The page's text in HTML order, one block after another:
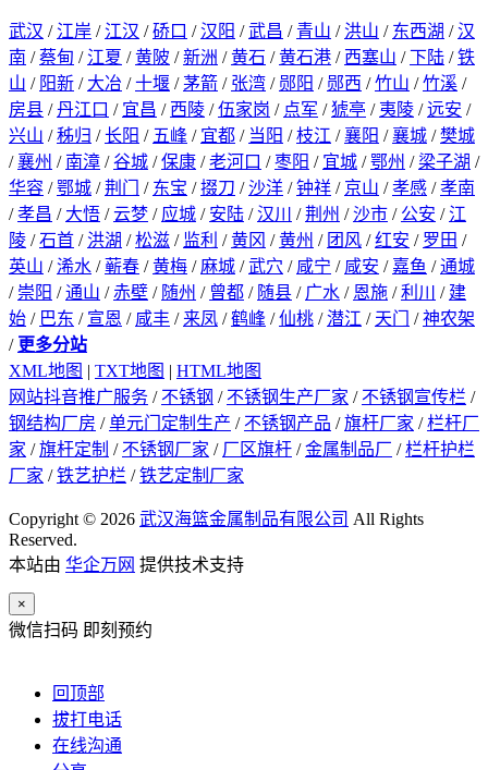
武汉 / 江岸 / 江汉 /硚口 /汉阳 /武昌 / 青山 / 洪山 / 东西湖 /汉
南 /蔡甸 / 江夏 /黄陂 /新洲 /黄石 /黄石港 / 西塞山 /下陆 /铁
山 / 阳新 / 大冶 /十堰 /茅箭 / 张湾 / 郧阳 / 郧西 /竹山 /竹溪 /
房县 /丹江口 / 宜昌 / 西陵 /伍家岗 / 点军 /猇亭 / 夷陵 /远安 /
兴山 /秭归 /长阳 / 五峰 / 宜都 / 当阳 /枝江 /襄阳 /襄城 /樊城
/襄州 / 南漳 /谷城 /保康 /老河口 /枣阳 / 宜城 /鄂州 / 梁子湖 /
华容 /鄂城 /荆门 / 东宝 /掇刀 /沙洋 /钟祥 / 京山 /孝感 /孝南
/孝昌 / 大悟 /云梦 / 应城 / 安陆 /汉川 /荆州 /沙市 / 公安 / 江
陵 /石首 / 洪湖 /松滋 / 监利 /黄冈 /黄州 / 团风 /红安 / 罗田 /
英山 /浠水 /蕲春 /黄梅 / 麻城 /武穴 / 咸宁 / 咸安 / 嘉鱼 /通城
/ 崇阳 /通山 /赤壁 / 随州 / 曾都 / 随县 / 广水 / 恩施 /利川 / 建
始 / 巴东 / 宣恩 / 咸丰 / 来凤 /鹤峰 /仙桃 /潜江 / 天门 /神农架
/ 更多分站
XML地图 | TXT地图 | HTML地图
网站抖音推广服务 / 不锈钢 / 不锈钢生产厂家 / 不锈钢宣传栏 /
钢结构厂房 /单元门定制生产 / 不锈钢产品 /旗杆厂家 /栏杆厂
家 /旗杆定制 / 不锈钢厂家 / 厂区旗杆 /金属制品厂 /栏杆护栏
厂家 /铁艺护栏 /铁艺定制厂家
Copyright © 2026 武汉海篮金属制品有限公司 All Rights
Reserved.
本站由 华企万网 提供技术支持
×
微信扫码 即刻预约
回顶部
拔打电话
在线沟通